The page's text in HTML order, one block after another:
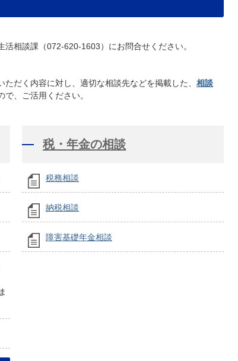
相談課（072-620-1603）にお問合せください。
だく内容に対し、適切な相談先などを掲載した、 相談
、ご活用ください。
税・年金の相談
税務相談
納税相談
障害基礎年金相談